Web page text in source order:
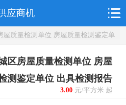
应商机
质量检测单位 房屋质量检测鉴定单
区房屋质量检测单位 房屋
测鉴定单位 出具检测报告
3.00元/平方米 起